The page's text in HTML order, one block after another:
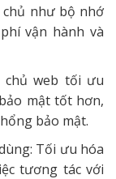
như bộ nhớ
vận hành và
chủ web tối ưu
mật tốt hơn,
bảo mật.
Tối ưu hóa
tương tác với